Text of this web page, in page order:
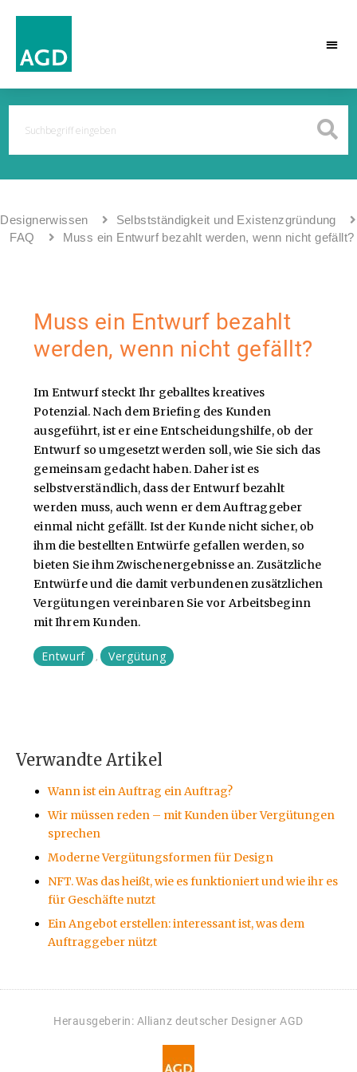
Designerwissen
Selbstständigkeit und Existenzgründung
FAQ
Muss ein Entwurf bezahlt werden, wenn nicht gefällt?
Muss ein Entwurf bezahlt
werden, wenn nicht gefällt?
Im Entwurf steckt Ihr geballtes kreatives
Potenzial. Nach dem Briefing des Kunden
ausgeführt, ist er eine Entscheidungshilfe, ob der
Entwurf so umgesetzt werden soll, wie Sie sich das
gemeinsam gedacht haben. Daher ist es
selbstverständlich, dass der Entwurf bezahlt
werden muss, auch wenn er dem Auftraggeber
einmal nicht gefällt. Ist der Kunde nicht sicher, ob
ihm die bestellten Entwürfe gefallen werden, so
bieten Sie ihm Zwischenergebnisse an. Zusätzliche
Entwürfe und die damit verbundenen zusätzlichen
Vergütungen vereinbaren Sie vor Arbeitsbeginn
mit Ihrem Kunden.
Entwurf , Vergütung
Verwandte Artikel
Wann ist ein Auftrag ein Auftrag?
Wir müssen reden – mit Kunden über Vergütungen
sprechen
Moderne Vergütungsformen für Design
NFT. Was das heißt, wie es funktioniert und wie ihr es
für Geschäfte nutzt
Ein Angebot erstellen: interessant ist, was dem
Auftraggeber nützt
Herausgeberin: Allianz deutscher Designer AGD